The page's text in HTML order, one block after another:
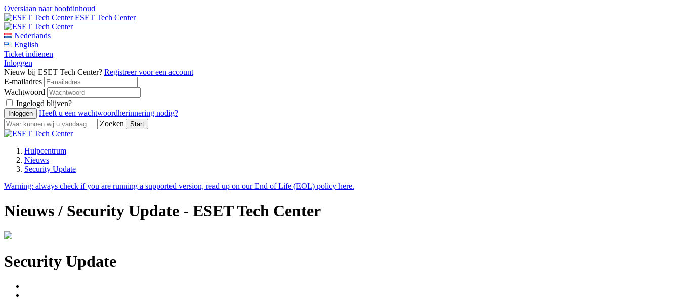
Overslaan naar hoofdinhoud
ESET Tech Center
Nederlands
English
Ticket indienen
Inloggen
Nieuw bij ESET Tech Center? Registreer voor een account
E-mailadres
Wachtwoord
Ingelogd blijven?
Heeft u een wachtwoordherinnering nodig?
Zoeken
Hulpcentrum
Nieuws
Security Update
Warning: always check if you are running a supported version, read up on our End of Life (EOL) policy here.
Nieuws / Security Update - ESET Tech Center
Security Update